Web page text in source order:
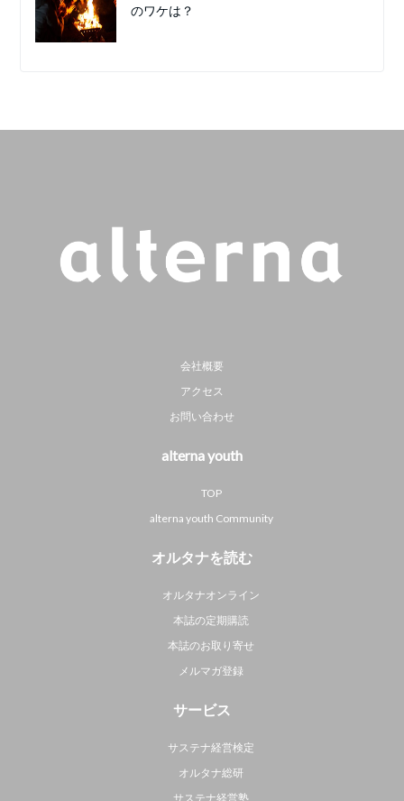
のワケは？
会社概要
アクセス
お問い合わせ
alterna youth
TOP
alterna youth Community
オルタナを読む
オルタナオンライン
本誌の定期購読
本誌のお取り寄せ
メルマガ登録
サービス
サステナ経営検定
オルタナ総研
サステナ経営塾